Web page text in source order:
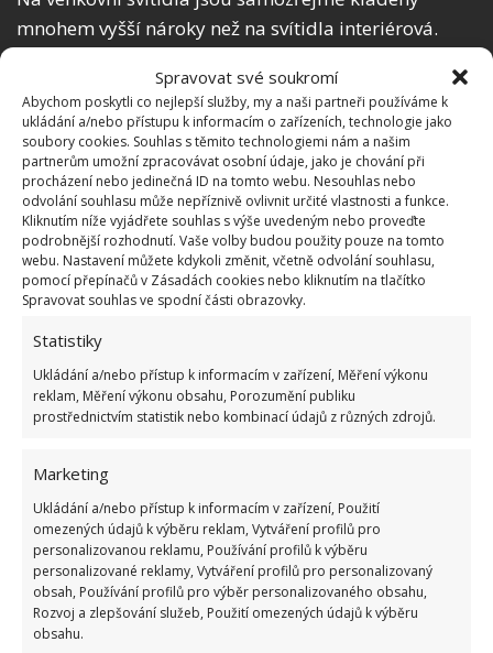
Spravovat své soukromí
Abychom poskytli co nejlepší služby, my a naši partneři používáme k
ukládání a/nebo přístupu k informacím o zařízeních, technologie jako
soubory cookies. Souhlas s těmito technologiemi nám a našim
partnerům umožní zpracovávat osobní údaje, jako je chování při
procházení nebo jedinečná ID na tomto webu. Nesouhlas nebo
odvolání souhlasu může nepříznivě ovlivnit určité vlastnosti a funkce.
Kliknutím níže vyjádřete souhlas s výše uvedeným nebo proveďte
podrobnější rozhodnutí. Vaše volby budou použity pouze na tomto
webu. Nastavení můžete kdykoli změnit, včetně odvolání souhlasu,
pomocí přepínačů v Zásadách cookies nebo kliknutím na tlačítko
Spravovat souhlas ve spodní části obrazovky.
Statistiky
Ukládání a/nebo přístup k informacím v zařízení, Měření výkonu
reklam, Měření výkonu obsahu, Porozumění publiku
prostřednictvím statistik nebo kombinací údajů z různých zdrojů.
Marketing
Ukládání a/nebo přístup k informacím v zařízení, Použití
omezených údajů k výběru reklam, Vytváření profilů pro
personalizovanou reklamu, Používání profilů k výběru
personalizované reklamy, Vytváření profilů pro personalizovaný
obsah, Používání profilů pro výběr personalizovaného obsahu,
Rozvoj a zlepšování služeb, Použití omezených údajů k výběru
obsahu.
mnohem vyšší nároky než na svítidla interiérová.
větru, přímému slunci i mrazu. A těm všem musí po
všech stránkách odolávat.
Bezpečí na prvním místě
Nejdůležitějším parametrem při výběru venkovního
osvětlení je bezpečnost celého systému. Při výběru
se tedy v první řadě zaměřte na tzv. stupeňIP
ochrany
(někdy se setkáte s pojmem stupeň krytí).
Ten by se měl pohybovat mezi IP 44 a IP 68. Tato
cifra, s níž se setkáte na obalu každého výrobku,
označuje odolnost proti vniknutí tekutin a cizích
předmětů do svítidla.
Svítidla s čidlem či bez?
Pokud osvětlujete místo, na němž se často
pohybujete, doporučujeme investici do světla s
čidlem. To se, jakmile detekuje pohyb, automaticky
zapne. Pro osvětlení méně frekventovaných míst vám